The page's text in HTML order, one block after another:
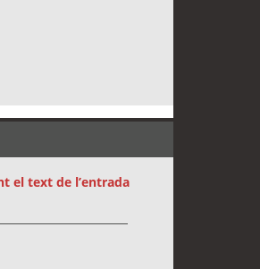
el text de l’entrada